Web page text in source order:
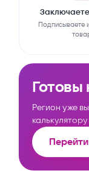
Подписываете
Готовы
Регион уже